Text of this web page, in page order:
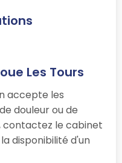
Les Tours
accepte les
douleur ou de
contactez le cabinet
disponibilité d'un